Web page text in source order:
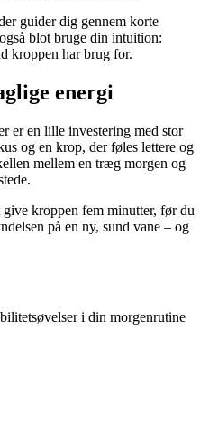
guider dig gennem korte
blot bruge din intuition:
kroppen har brug for.
energi
er en lille investering med stor
og en krop, der føles lettere og
mellem en træg morgen og
kroppen fem minutter, før du
på en ny, sund vane – og
i din morgenrutine